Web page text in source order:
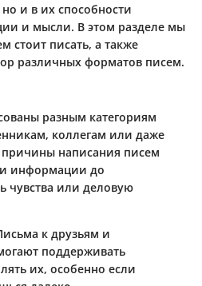
и в их способности
и мысли. В этом разделе мы
стоит писать, а также
различных форматов писем.
разным категориям
коллегам или даже
написания писем
информации до
чувства или деловую
к друзьям и
поддерживать
их, особенно если